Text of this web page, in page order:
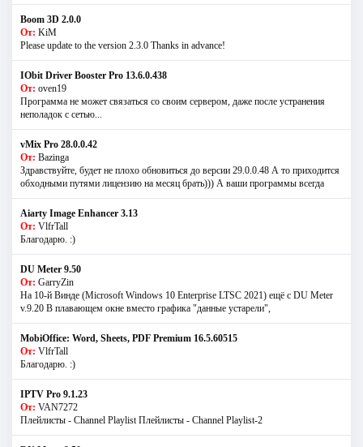
Boom 3D 2.0.0
От: KiM
Please update to the version 2.3.0 Thanks in advance!
IObit Driver Booster Pro 13.6.0.438
От: oven19
Программа не может связаться со своим сервером, даже после устранения
неполадок с сетью...
vMix Pro 28.0.0.42
От: Bazinga
Здравствуйте, будет не плохо обновиться до версии 29.0.0.48 А то приходится
обходными путями лицензию на месяц брать))) А ваши программы всегда
Aiarty Image Enhancer 3.13
От: VlfrTall
Благодарю. :)
DU Meter 9.50
От: GarryZin
На 10-й Винде (Microsoft Windows 10 Enterprise LTSC 2021) ещё с DU Meter
v.9.20 В плавающем окне вместо графика "данные устарели",
MobiOffice: Word, Sheets, PDF Premium 16.5.60515
От: VlfrTall
Благодарю. :)
IPTV Pro 9.1.23
От: VAN7272
Плейлисты - Channel Playlist Плейлисты - Channel Playlist-2